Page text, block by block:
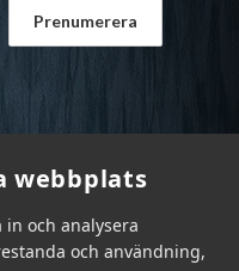
webbplats
in och analysera
och användning,